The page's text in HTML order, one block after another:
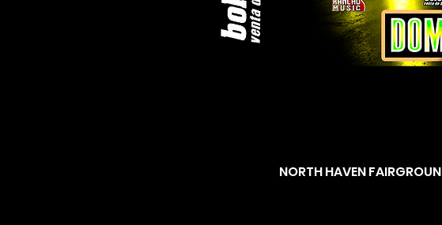
NORTH HAVEN